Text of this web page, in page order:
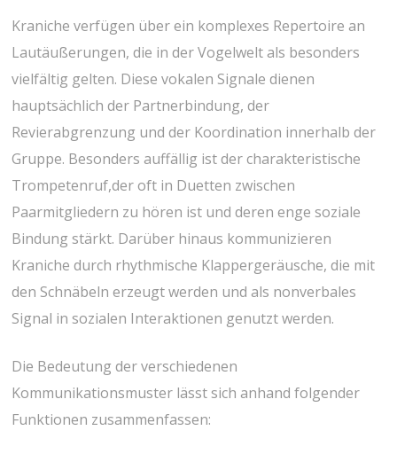
Kraniche ‍verfügen über ein komplexes Repertoire an
Lautäußerungen,⁢ die in der Vogelwelt als‍ besonders‌
vielfältig gelten. Diese ‌vokalen Signale dienen
hauptsächlich der Partnerbindung, der
Revierabgrenzung und der ⁢Koordination innerhalb der
Gruppe. Besonders auffällig ist der charakteristische
Trompetenruf,der​ oft in Duetten zwischen
Paarmitgliedern zu hören ist und deren enge soziale
Bindung stärkt. Darüber hinaus kommunizieren
Kraniche durch rhythmische Klappergeräusche, die mit
den Schnäbeln erzeugt werden und⁣ als nonverbales
Signal in sozialen Interaktionen genutzt werden.
Die Bedeutung der⁤ verschiedenen
Kommunikationsmuster lässt sich anhand folgender
Funktionen zusammenfassen: